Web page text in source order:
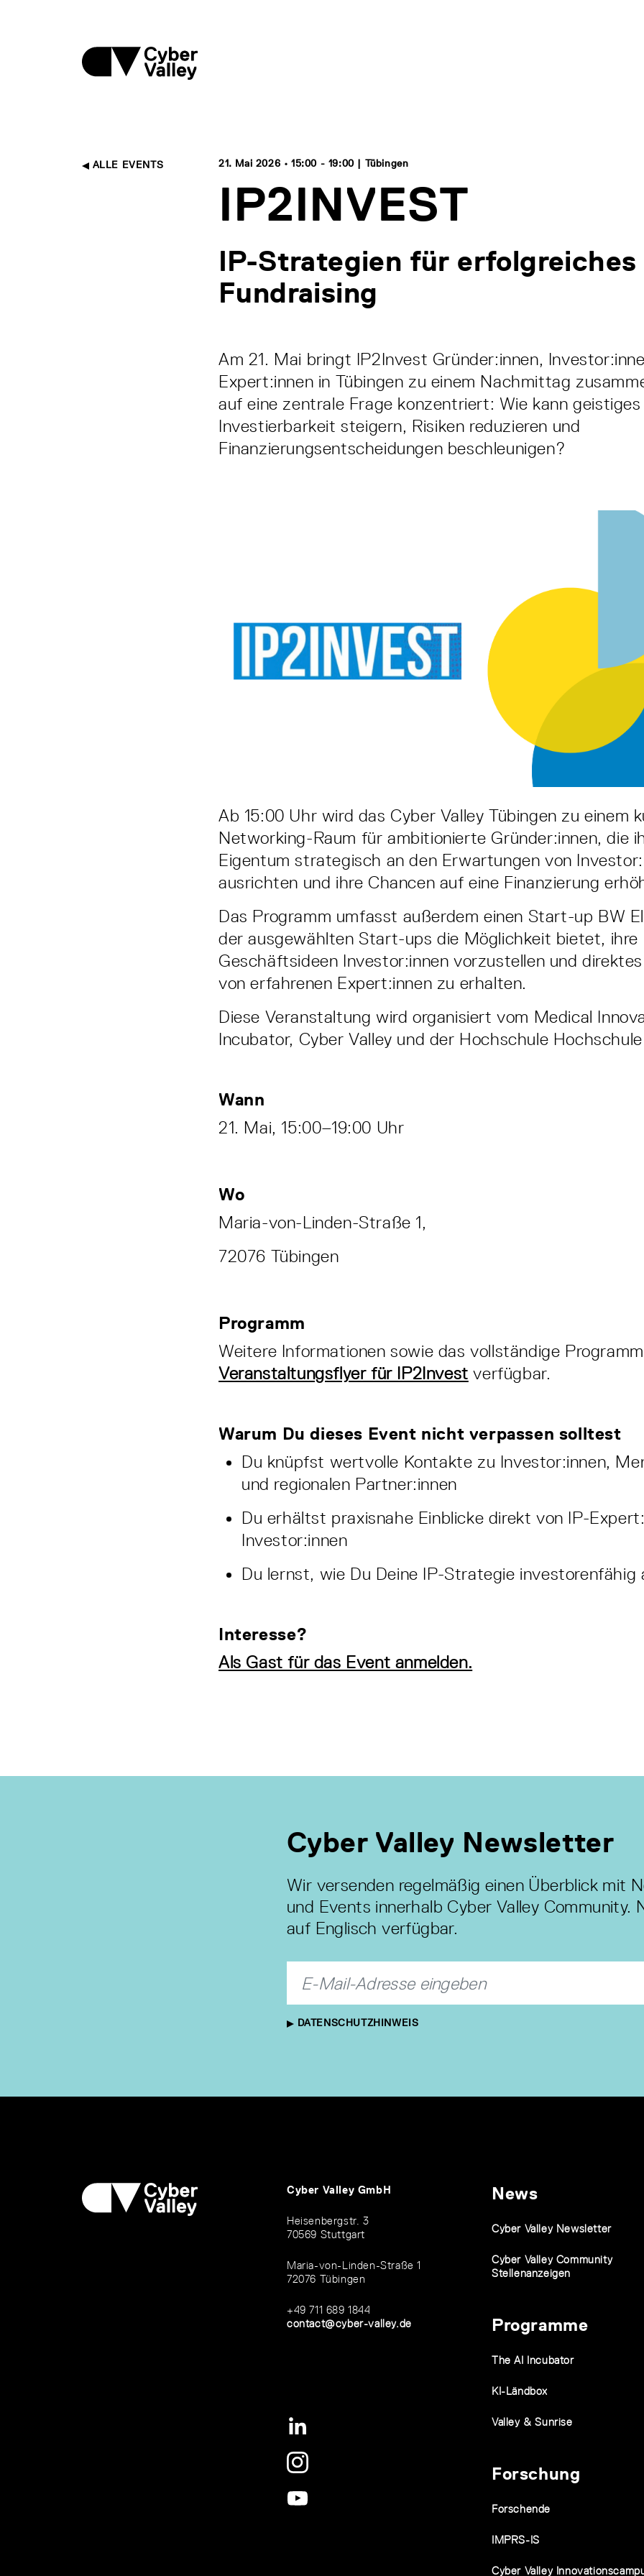
ALLE EVENTS 21. Mai 2026 • 15:00 - 19:00 | Tübingen
IP2INVEST
IP-Strategien für erfolgreiches
Fundraising
Am 21. Mai bringt IP2Invest Gründer:innen,
Expert:innen in Tübingen zu einem Nachmittag
auf eine zentrale Frage konzentriert: Wie kann
Investierbarkeit steigern, Risiken reduzieren und
Finanzierungsentscheidungen beschleunigen?
Ab 15:00 Uhr wird das Cyber Valley Tübingen zu einem
Networking-Raum für ambitionierte Gründer:innen, die
Eigentum strategisch an den Erwartungen von
ausrichten und ihre Chancen auf eine Finanzierung
Das Programm umfasst außerdem einen Start-up BW
der ausgewählten Start-ups die Möglichkeit bietet, ihre
Geschäftsideen Investor:innen vorzustellen und
von erfahrenen Expert:innen zu erhalten.
Diese Veranstaltung wird organisiert vom Medical
Incubator, Cyber Valley und der Hochschule
Wann
21. Mai, 15:00–19:00 Uhr
Wo
Maria-von-Linden-Straße 1,
72076 Tübingen
Programm
Weitere Informationen sowie das vollständige
Veranstaltungsflyer für IP2Invest verfügbar.
Warum Du dieses Event nicht verpassen solltest
Du knüpfst wertvolle Kontakte zu Investor:innen,
und regionalen Partner:innen
Du erhältst praxisnahe Einblicke direkt von IP-
Investor:innen
Du lernst, wie Du Deine IP-Strategie investorenfähig
Interesse?
Als Gast für das Event anmelden.
Cyber Valley Newsletter
Wir versenden regelmäßig einen Überblick mit
und Events innerhalb Cyber Valley Community.
auf Englisch verfügbar.
DATENSCHUTZHINWEIS
Cyber Valley GmbH
Heisenbergstr. 3
70569 Stuttgart
Maria-von-Linden-Straße 1
72076 Tübingen
+49 711 689 1844
contact@cyber-valley.de
News
Cyber Valley Newsletter
Cyber Valley Community
Stellenanzeigen
Programme
The AI Incubator
KI-Ländbox
Valley & Sunrise
Forschung
Forschende
IMPRS-IS
Cyber Valley